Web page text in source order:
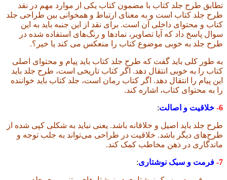
تطابق طرح جلد کتاب با مضمون کتاب یکی از موارد مهم در نقد
طرح جلد کتاب است و به معنای ارتباط و همخوانی بین طراحی جلد
کتاب و محتوای داخلی آن است. برای نقد از این جنبه باید به این
سوال پاسخ داد که آیا تصاویر، نمادها و رنگ‌های استفاده شده در
طرح جلد به خوبی موضوع کتاب را منعکس می کند یا خیر؟.
به طور کلی باید گفت که طرح جلد کتاب باید پیام و محتوای اصلی
کتاب را به خوبی انتقال دهد. اگر کتاب تاریخی است، طرح جلد باید
این پیام را انتقال دهد. اگر کتاب رمان است، جلد کتاب باید خواننده
را به محتوای کتاب، اشاره کند.
6- خلاقیت و اصالت:
طرح جلد باید اصیل و خلاقانه باشد. یعنی نباید به شکلی کپی شده از
طرح‌های دیگر باشد. خلاقیت در طراحی می‌تواند به جلب توجه و
ماندگاری در ذهن مخاطب کمک کند.
7- فرمت و سبک نوشتاری: